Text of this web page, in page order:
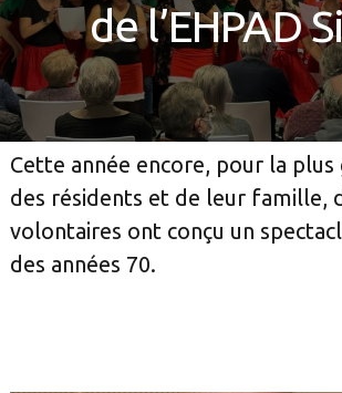
de l’EHPAD
Cette année encore, pour la plus
des résidents et de leur famille,
volontaires ont conçu un
des années 70.